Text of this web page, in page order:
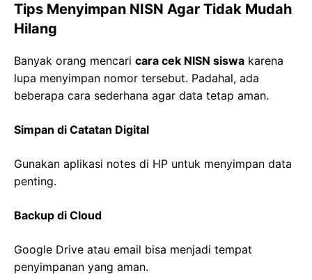
Tips Menyimpan NISN Agar Tidak Mudah
Hilang
Banyak orang mencari cara cek NISN siswa karena
lupa menyimpan nomor tersebut. Padahal, ada
beberapa cara sederhana agar data tetap aman.
Simpan di Catatan Digital
Gunakan aplikasi notes di HP untuk menyimpan data
penting.
Backup di Cloud
Google Drive atau email bisa menjadi tempat
penyimpanan yang aman.